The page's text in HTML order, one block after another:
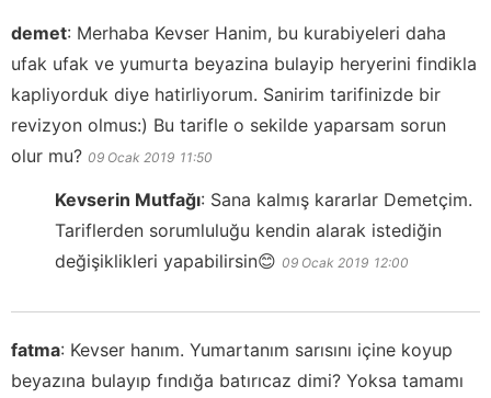
demet: Merhaba Kevser Hanim, bu kurabiyeleri daha
ufak ufak ve yumurta beyazina bulayip heryerini findikla
kapliyorduk diye hatirliyorum. Sanirim tarifinizde bir
revizyon olmus:) Bu tarifle o sekilde yaparsam sorun
olur mu? 09 Ocak 2019 11:50
Kevserin Mutfağı: Sana kalmış kararlar Demetçim.
Tariflerden sorumluluğu kendin alarak istediğin
değişiklikleri yapabilirsin😊 09 Ocak 2019 12:00
fatma: Kevser hanım. Yumartanım sarısını içine koyup
beyazına bulayıp fındığa batırıcaz dimi? Yoksa tamamı